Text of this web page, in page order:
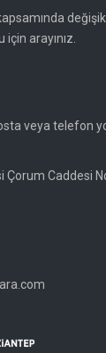
arayınız.
veya telefon
Caddesi